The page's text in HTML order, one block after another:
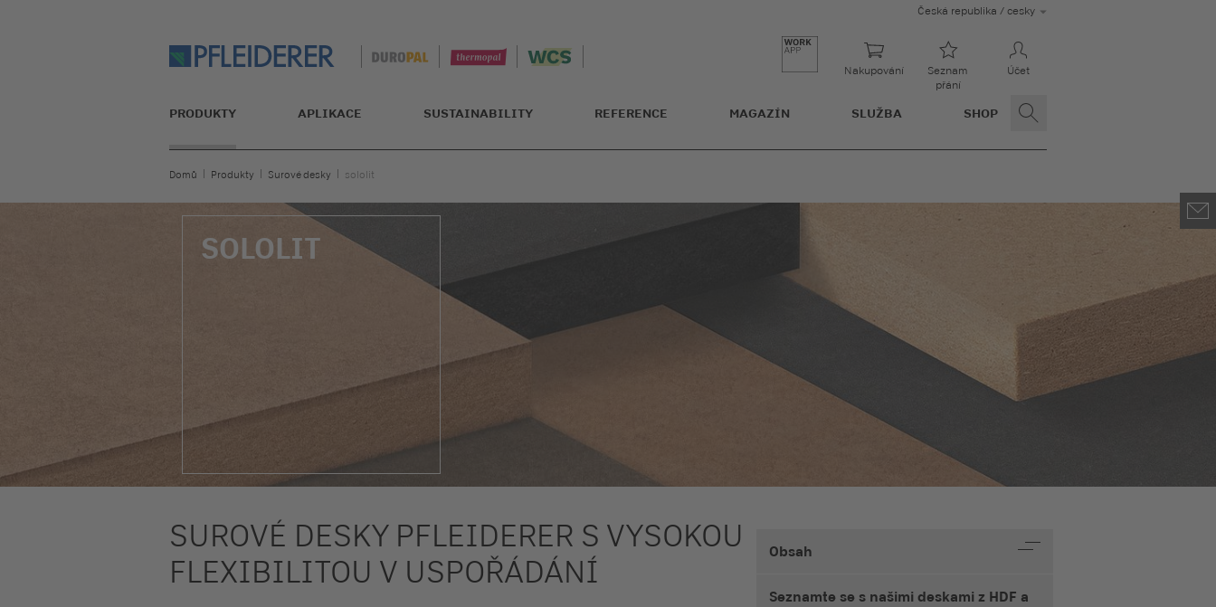
Česká republika / cesky
Nakupování
Seznam
přání
Účet
PRODUKTY APLIKACE SUSTAINABILITY REFERENCE MAGAZÍN SLUŽBA SHOP
Domů Produkty Surové desky sololit
SOLOLIT
SUROVÉ DESKY PFLEIDERER S VYSOKOU
FLEXIBILITOU V USPOŘÁDÁNÍ
Obsah
Seznamte se s našimi deskami z HDF a